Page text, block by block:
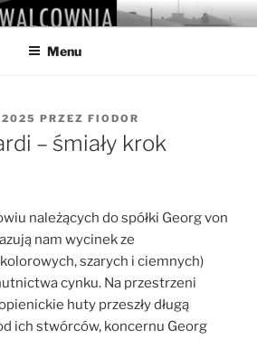
Menu
2025 PRZEZ FIODOR
– śmiały krok
należących do spółki Georg von
nam wycinek ze
szarych i ciemnych)
cynku. Na przestrzeni
huty przeszły długą
ich stwórców, koncernu Georg